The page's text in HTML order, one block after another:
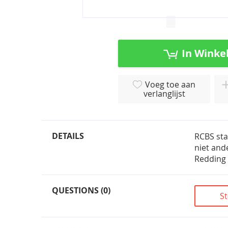
In
Voeg toe aan
verlanglijst
DETAILS
RCBS
niet
QUESTIONS (0)